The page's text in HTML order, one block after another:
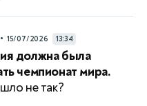
• 15/07/2026 13:34
должна была
чемпионат мира.
не так?